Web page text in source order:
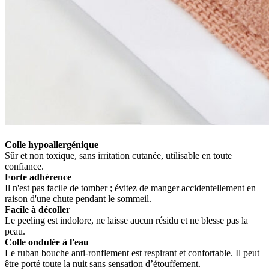
Colle hypoallergénique
Sûr et non toxique, sans irritation cutanée, utilisable en toute
confiance.
Forte adhérence
Il n'est pas facile de tomber ; évitez de manger accidentellement en
raison d'une chute pendant le sommeil.
Facile à décoller
Le peeling est indolore, ne laisse aucun résidu et ne blesse pas la
peau.
Colle ondulée à l'eau
Le ruban bouche anti-ronflement est respirant et confortable. Il peut
être porté toute la nuit sans sensation d’étouffement.